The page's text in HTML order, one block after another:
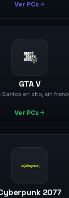
Ver PCs
GTA V
Santos en alto, sin freno
Ver PCs
2077